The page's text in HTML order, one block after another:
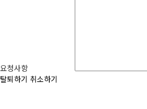
요청사항
탈퇴하기
취소하기